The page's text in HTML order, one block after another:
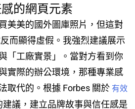
的網頁元素
美美的國外圖庫照片，但這對
而顯得虛假。我強烈建議展示
「工廠實景」。當對方看到你
實際的辦公環境，那種專業感
取代的。根據 Forbes 關於 有效
建議，建立品牌故事與信任感是